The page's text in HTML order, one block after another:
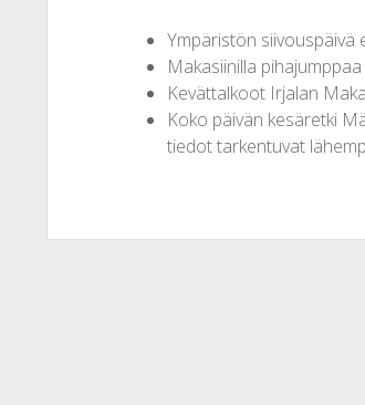
Ympäristön siivouspäivä
Makasiinilla
Kevättalkoot Irjalan
Koko päivän kesäretki
tiedot tarkentuvat